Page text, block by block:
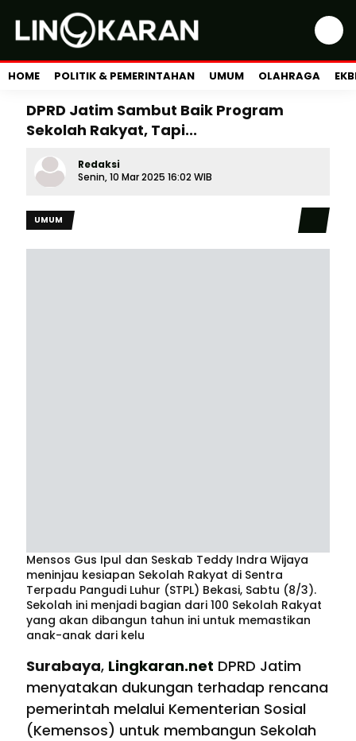
HOME POLITIK & PEMERINTAHAN UMUM OLAHRAGA
DPRD Jatim Sambut Baik Program
Sekolah Rakyat, Tapi...
Redaksi
Senin, 10 Mar 2025 16:02 WIB
UMUM
Mensos Gus Ipul dan Seskab Teddy Indra Wijaya
meninjau kesiapan Sekolah Rakyat di Sentra
Terpadu Pangudi Luhur (STPL) Bekasi, Sabtu (8/3).
Sekolah ini menjadi bagian dari 100 Sekolah Rakyat
yang akan dibangun tahun ini untuk memastikan
anak-anak dari kelu
Surabaya, Lingkaran.net DPRD Jatim
menyatakan dukungan terhadap rencana
pemerintah melalui Kementerian Sosial
(Kemensos) untuk membangun Sekolah